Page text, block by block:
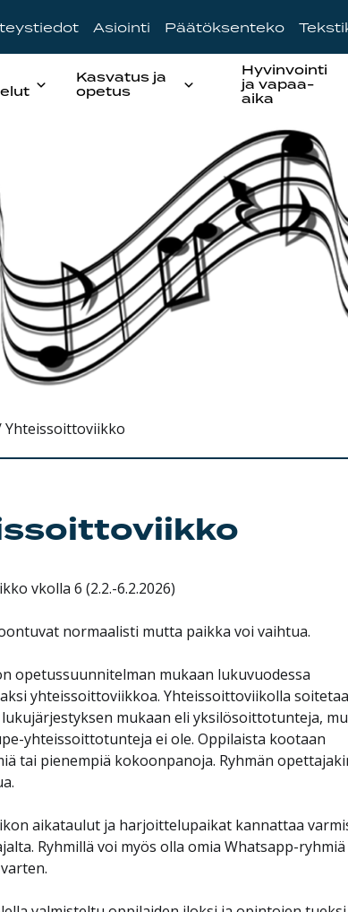
Asiointi Päätöksenteko
Kasvatus ja
opetus
Hyvinvointi
ja vapaa-
aika
Yhteissoittoviikko
vkolla 6 (2.2.-6.2.2026)
normaalisti mutta paikka voi vaihtua.
opetussuunnitelman mukaan lukuvuodessa
yhteissoittoviikkoa. Yhteissoittoviikolla
mukaan eli yksilösoittotunteja,
yhteissoittotunteja ei ole. Oppilaista kootaan
tai pienempiä kokoonpanoja. Ryhmän
aikataulut ja harjoittelupaikat kannattaa
Ryhmillä voi myös olla omia Whatsapp-ryhmiä